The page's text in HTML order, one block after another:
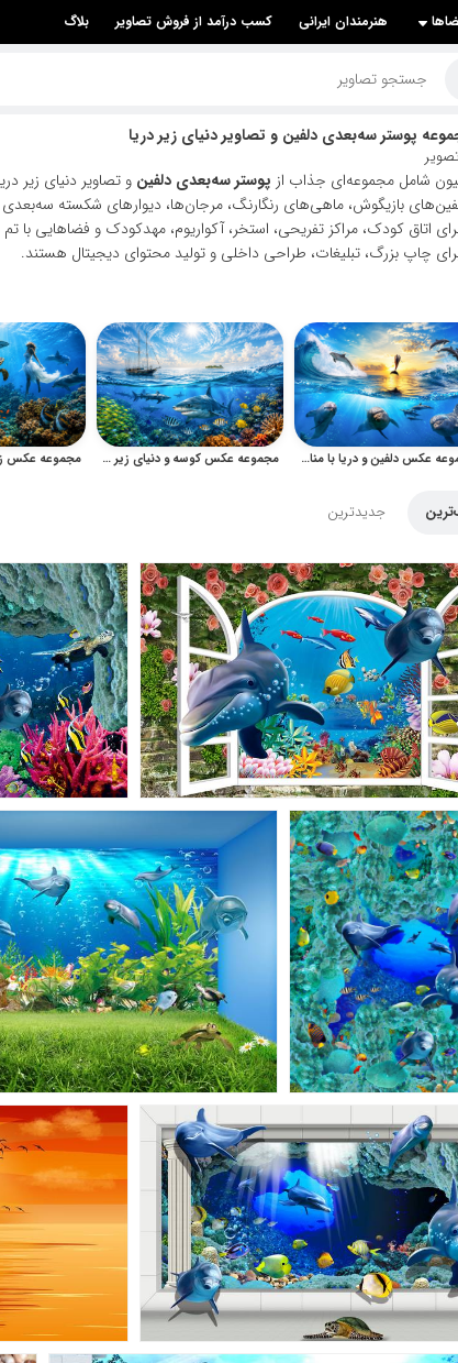
هنرمندان ایرانی کسب درآمد از فروش تصاویر بلاگ
پوستر سه‌بعدی دلفین و تصاویر دنیای زیر دریا
شامل مجموعه‌ای جذاب از پوستر سه‌بعدی دلفین و تصاویر دنیای زیر
بازیگوش، ماهی‌های رنگارنگ، مرجان‌ها، دیوارهای شکسته
اتاق کودک، مراکز تفریحی، استخر، آکواریوم، مهدکودک و فضاهایی با
چاپ بزرگ، تبلیغات، طراحی داخلی و تولید محتوای دیجیتال هستند.
مجموعه عکس دلفین و دریا با مناظر اقیانوسی زیبا مجموعه عکس کوسه و دنیای زیر آب برای پوستر و طراحی دریایی
جدیدترین